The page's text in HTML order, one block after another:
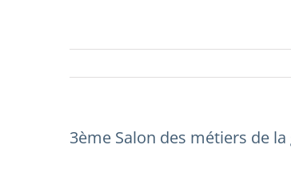
3ème Salon des métiers de